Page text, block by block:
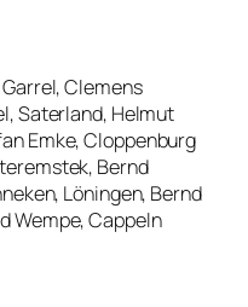
Clemens
Saterland, Helmut
Emke, Cloppenburg
Bernd
Löningen, Bernd
Wempe, Cappeln